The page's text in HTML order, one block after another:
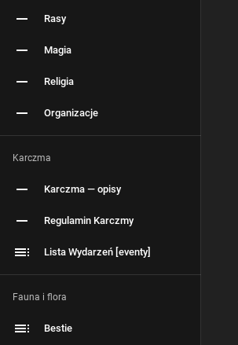
Rasy
Magia
Religia
Organizacje
Karczma
Karczma — opisy
Regulamin Karczmy
Lista Wydarzeń [eventy]
Fauna i flora
Bestie